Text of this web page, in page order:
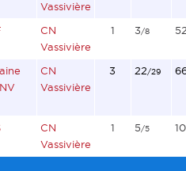
Vassivière
CN
Vassivière
1 3/8
CN
Vassivière
3 22/29
CN
Vassivière
1 5/5